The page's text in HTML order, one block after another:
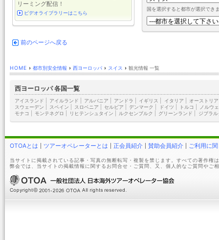
国を選択すると都市が選択でき
リーミング配信！
ビデオライブラリーはこちら
前のページへ戻る
HOME › 都市別安全情報 › 西ヨーロッパ › スイス › 観光情報 一覧
西ヨーロッパ 各国一覧
アイスランド アイルランド アルバニア アンドラ イギリス イタリア オーストリア
スウェーデン
スペイン スロベニア セルビア デンマーク ドイツ トルコ
ノルウ
モナコ
モンテネグロ リヒテンシュタイン ルクセンブルク グリーンランド ジブラル
OTOAとは ツアーオペレーターとは 正会員紹介 賛助会員紹介 ご利用に
当サイトに掲載されている記事・写真の無断転写・複製を禁じます。すべての著作権
弊会では、当サイトの掲載情報に関するお問合せ・ご質問、又、個人的なご質問やご